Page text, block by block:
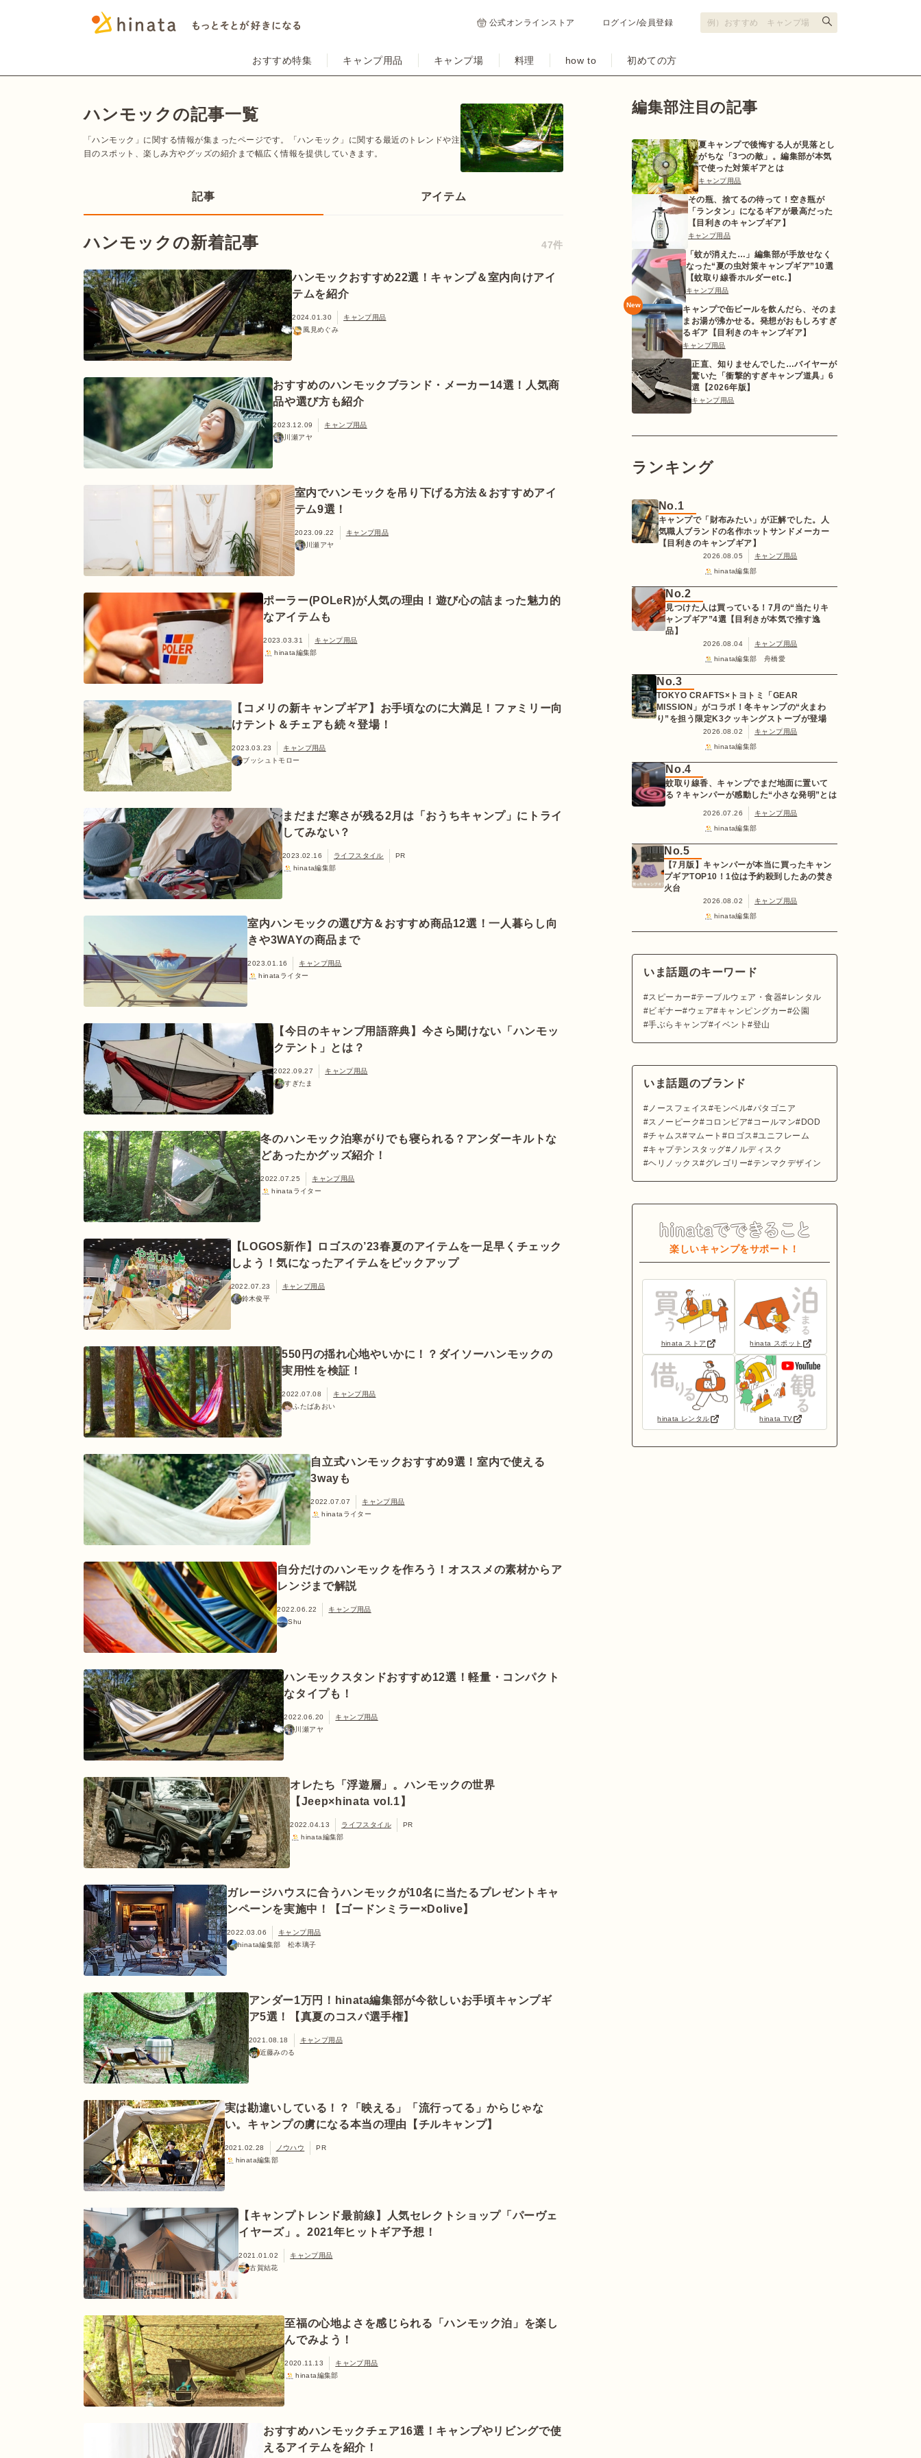
公式オンラインストア ログイン/会員登録
おすすめ特集 キャンプ用品 キャンプ場 料理 how to 初めての方
ハンモックの記事一覧
「ハンモック」に関する情報が集まったページです。「ハンモック」に関する最近のトレンドや注
目のスポット、楽しみ方やグッズの紹介まで幅広く情報を提供していきます。
記事 アイテム
ハンモックの新着記事 47件
ハンモックおすすめ22選！キャンプ＆室内向けアイ
テムを紹介
2024.01.30
キャンプ用品
風見めぐみ
おすすめのハンモックブランド・メーカー14選！人気商
品や選び方も紹介
2023.12.09
キャンプ用品
川瀬アヤ
室内でハンモックを吊り下げる方法＆おすすめアイ
テム9選！
2023.09.22
キャンプ用品
川瀬アヤ
ポーラー(POLeR)が人気の理由！遊び心の詰まった魅力的
なアイテムも
2023.03.31
キャンプ用品
hinata編集部
【コメリの新キャンプギア】お手頃なのに大満足！ファミリー向
けテント＆チェアも続々登場！
2023.03.23
キャンプ用品
ブッシュトモロー
まだまだ寒さが残る2月は「おうちキャンプ」にトライ
してみない？
2023.02.16 ライフスタイル
PR
hinata編集部
室内ハンモックの選び方＆おすすめ商品12選！一人暮らし向
きや3WAYの商品まで
2023.01.16
キャンプ用品
hinataライター
【今日のキャンプ用語辞典】今さら聞けない「ハンモッ
クテント」とは？
2022.09.27
キャンプ用品
すぎたま
冬のハンモック泊寒がりでも寝られる？アンダーキルトな
どあったかグッズ紹介！
2022.07.25
キャンプ用品
hinataライター
【LOGOS新作】ロゴスの’23春夏のアイテムを一足早くチェック
しよう！気になったアイテムをピックアップ
2022.07.23
キャンプ用品
鈴木俊平
550円の揺れ心地やいかに！？ダイソーハンモックの
実用性を検証！
2022.07.08
キャンプ用品
ふたばあおい
自立式ハンモックおすすめ9選！室内で使える
3wayも
2022.07.07
キャンプ用品
hinataライター
自分だけのハンモックを作ろう！オススメの素材からア
レンジまで解説
2022.06.22
キャンプ用品
Shu
ハンモックスタンドおすすめ12選！軽量・コンパクト
なタイプも！
2022.06.20
キャンプ用品
川瀬アヤ
オレたち「浮遊層」。ハンモックの世界
【Jeep×hinata vol.1】
2022.04.13 ライフスタイル
PR
hinata編集部
ガレージハウスに合うハンモックが10名に当たるプレゼントキャ
ンペーンを実施中！【ゴードンミラー×Dolive】
2022.03.06
キャンプ用品
hinata編集部 松本璃子
アンダー1万円！hinata編集部が今欲しいお手頃キャンプギ
ア5選！【真夏のコスパ選手権】
2021.08.18
キャンプ用品
近藤みのる
実は勘違いしている！？「映える」「流行ってる」からじゃな
い。キャンプの虜になる本当の理由【チルキャンプ】
2021.02.28 ノウハウ
PR
hinata編集部
【キャンプトレンド最前線】人気セレクトショップ「パーヴェ
イヤーズ」。2021年ヒットギア予想！
2021.01.02
キャンプ用品
古賀結花
至福の心地よさを感じられる「ハンモック泊」を楽し
んでみよう！
2020.11.13
キャンプ用品
hinata編集部
おすすめハンモックチェア16選！キャンプやリビングで使
えるアイテムを紹介！
編集部注目の記事
夏キャンプで後悔する人が見落とし
がちな「3つの敵」。編集部が本気
で使った対策ギアとは
キャンプ用品
その瓶、捨てるの待って！空き瓶が
「ランタン」になるギアが最高だった
【目利きのキャンプギア】
キャンプ用品
「蚊が消えた…」編集部が手放せなく
なった“夏の虫対策キャンプギア”10選
【蚊取り線香ホルダーetc.】
キャンプ用品
New
キャンプで缶ビールを飲んだら、そのま
まお湯が沸かせる。発想がおもしろすぎ
るギア【目利きのキャンプギア】
キャンプ用品
正直、知りませんでした…バイヤーが
驚いた「衝撃的すぎキャンプ道具」6
選【2026年版】
キャンプ用品
ランキング
No.1
キャンプで「財布みたい」が正解でした。人
気職人ブランドの名作ホットサンドメーカー
【目利きのキャンプギア】
2026.08.05
キャンプ用品
hinata編集部
No.2
見つけた人は買っている！7月の“当たりキ
ャンプギア”4選【目利きが本気で推す逸
品】
2026.08.04
キャンプ用品
hinata編集部 舟橋愛
No.3
TOKYO CRAFTS×トヨトミ「GEAR
MISSION」がコラボ！冬キャンプの“火まわ
り”を担う限定K3クッキングストーブが登場
2026.08.02
キャンプ用品
hinata編集部
No.4
蚊取り線香、キャンプでまだ地面に置いて
る？キャンパーが感動した“小さな発明”とは
2026.07.26
キャンプ用品
hinata編集部
No.5
【7月版】キャンパーが本当に買ったキャン
プギアTOP10！1位は予約殺到したあの焚き
火台
2026.08.02
キャンプ用品
hinata編集部
いま話題のキーワード
スピーカー テーブルウェア・食器
レンタル
ビギナー
ウェア キャンピングカー
公園
手ぶらキャンプ イベント 登山
いま話題のブランド
ノースフェイス モンベル パタゴニア
スノーピーク
コロンビア コールマン
DOD
チャムス
マムート ロゴス
ユニフレーム
キャプテンスタッグ
ノルディスク
ヘリノックス
グレゴリー テンマクデザイン
楽しいキャンプをサポート！
hinata ストア hinata スポット
hinata レンタル hinata TV